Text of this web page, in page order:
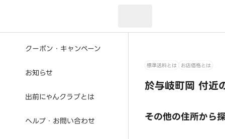
クーポン・キャンペーン
お知らせ
出前にゃんクラブとは
ヘルプ・お問い合わせ
標準送料とは お店価格とは
於与岐町岡 付近
その他の住所から